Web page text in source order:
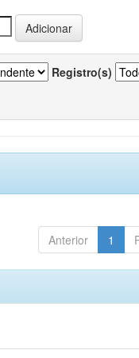
Registro(s)
Anterior 1